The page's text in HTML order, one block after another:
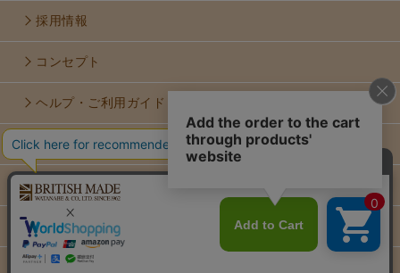
採用情報
コンセプト
ヘルプ・ご利用ガイド
お問い合せ
利用規約
個人情報保護方針
特定商取引法に基づく表示